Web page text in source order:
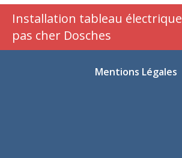
Installation tableau électrique
pas cher Dosches
Mentions Légales